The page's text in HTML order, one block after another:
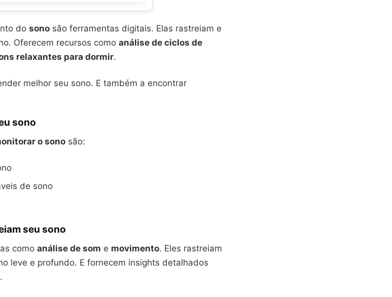
do sono são ferramentas digitais. Elas rastreiam e
Oferecem recursos como análise de ciclos de
relaxantes para dormir.
melhor seu sono. E também a encontrar
sono
o sono são:
de sono
seu sono
como análise de som e movimento. Eles rastreiam
leve e profundo. E fornecem insights detalhados
.